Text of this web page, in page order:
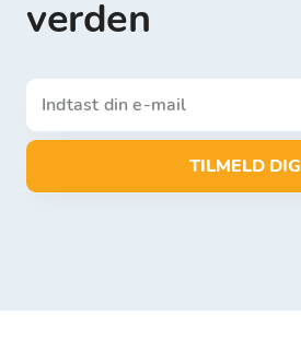
verden
TILMELD DIG